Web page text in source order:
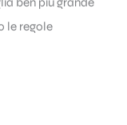
le regole